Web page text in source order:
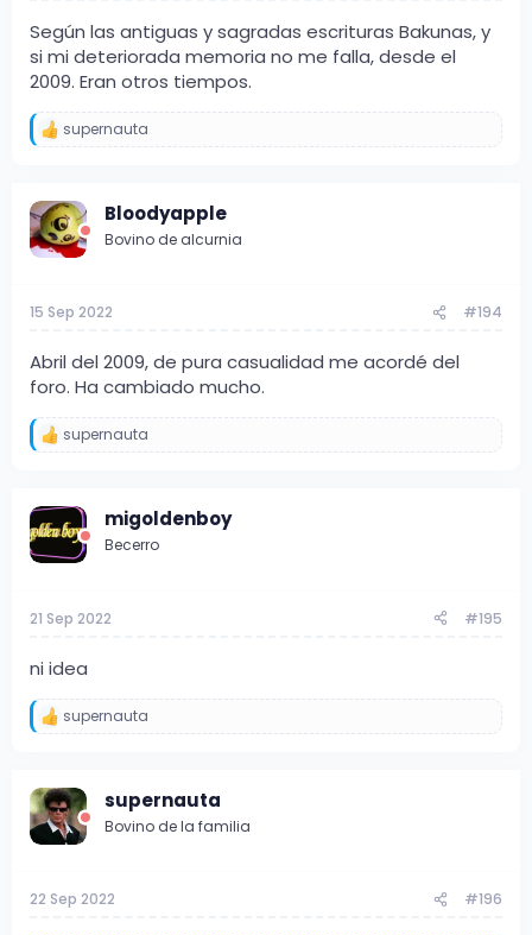
Según las antiguas y sagradas escrituras Bakunas, y
si mi deteriorada memoria no me falla, desde el
2009. Eran otros tiempos.
R
c
i
o
s
supernauta
Bloodyapple
Bovino de alcurnia
15 Sep 2022 #194
Abril del 2009, de pura casualidad me acordé del
foro. Ha cambiado mucho.
R
c
i
o
s
supernauta
migoldenboy
Becerro
21 Sep 2022 #195
ni idea
R
c
i
s
supernauta
supernauta
Bovino de la familia
22 Sep 2022 #196